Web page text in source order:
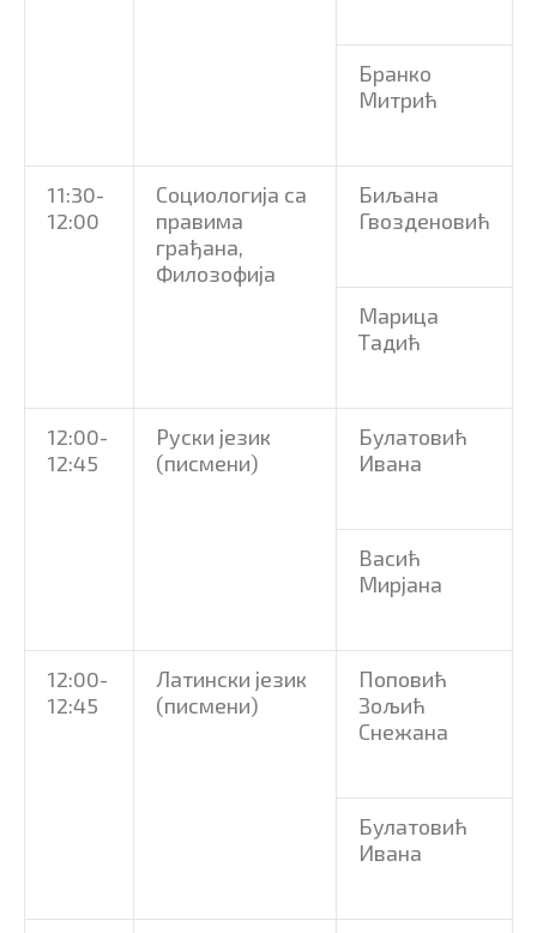
Бранко
Митрић
11:30-
12:00
Социологија са
правима
грађана,
Филозофија
Биљана
Гвозденовић
Марица
Тадић
12:00-
12:45
Руски језик
(писмени)
Булатовић
Ивана
Васић
Мирјана
12:00-
12:45
Латински језик
(писмени)
Поповић
Зољић
Снежана
Булатовић
Ивана